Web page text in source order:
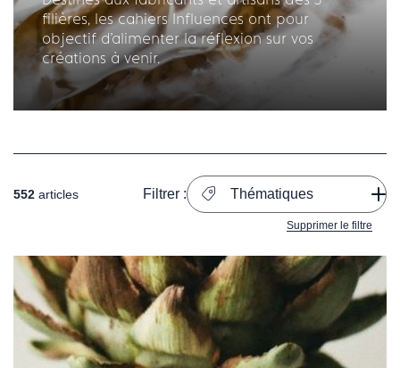
filières, les cahiers Influences ont pour
objectif d'alimenter la réflexion sur vos
créations à venir.
552 articles Filtrer : Thématiques
Supprimer le filtre